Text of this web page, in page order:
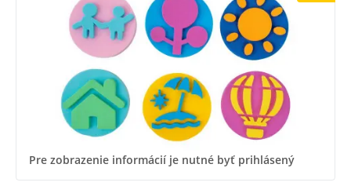
Pre zobrazenie informácií je nutné byť prihlásený